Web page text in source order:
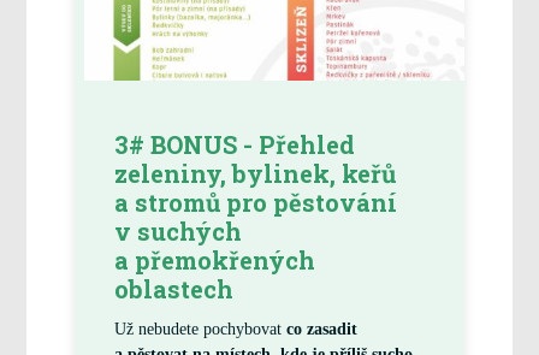
3# BONUS - Přehled
zeleniny, bylinek, keřů
a stromů pro pěstování
v suchých
a přemokřených
oblastech
Už nebudete pochybovat co zasadit